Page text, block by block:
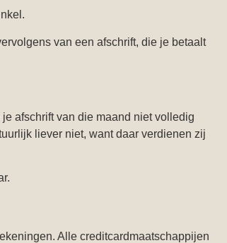
van een afschrift, die je betaalt
afschrift van die maand niet volledig
liever niet, want daar verdienen zij
Alle creditcardmaatschappijen